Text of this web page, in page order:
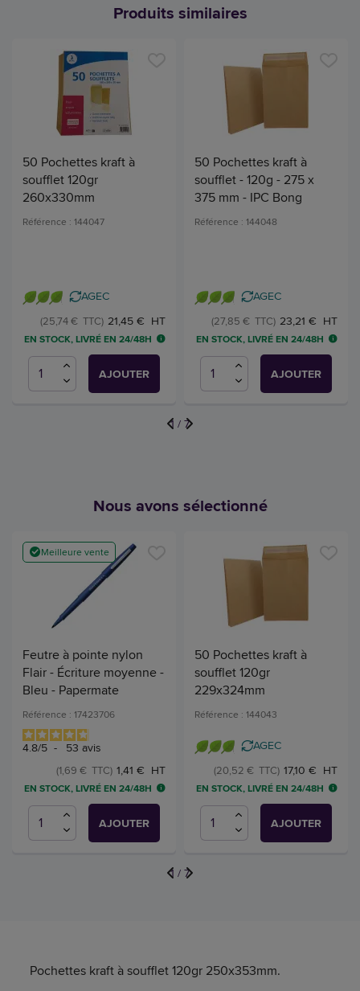
Produits similaires
50 Pochettes kraft à
soufflet 120gr
260x330mm
Référence : 144047
AGEC
21,45 € HT
(25,74 € TTC)
EN STOCK, LIVRÉ EN 24/48H
AJOUTER
50 Pochettes kraft à
soufflet - 120g - 275 x
375 mm - IPC Bong
Référence : 144048
AGEC
23,21 € HT
(27,85 € TTC)
EN STOCK, LIVRÉ EN 24/48H
AJOUTER
1 / 7
Nous avons sélectionné
Meilleure vente
Feutre à pointe nylon
Flair - Écriture moyenne -
Bleu - Papermate
Référence : 17423706
4.8/5 - 53 avis
1,41 € HT
(1,69 € TTC)
EN STOCK, LIVRÉ EN 24/48H
AJOUTER
50 Pochettes kraft à
soufflet 120gr
229x324mm
Référence : 144043
AGEC
17,10 € HT
(20,52 € TTC)
EN STOCK, LIVRÉ EN 24/48H
AJOUTER
1 / 7
Pochettes kraft à soufflet 120gr 250x353mm.